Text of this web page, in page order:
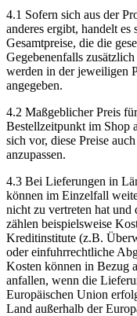
4.1 Sofern sich aus der
anderes ergibt, handelt es
Gesamtpreise, die die
Gegebenenfalls
werden in der jeweiligen
angegeben.
4.2 Maßgeblicher Preis
Bestellzeitpunkt im Shop
sich vor, diese Preise
anzupassen.
4.3 Bei Lieferungen in
können im Einzelfall
nicht zu vertreten hat
zählen beispielsweise
Kreditinstitute (z.B.
oder einfuhrrechtliche
Kosten können in Bezug
anfallen, wenn die
Europäischen Union
Land außerhalb der